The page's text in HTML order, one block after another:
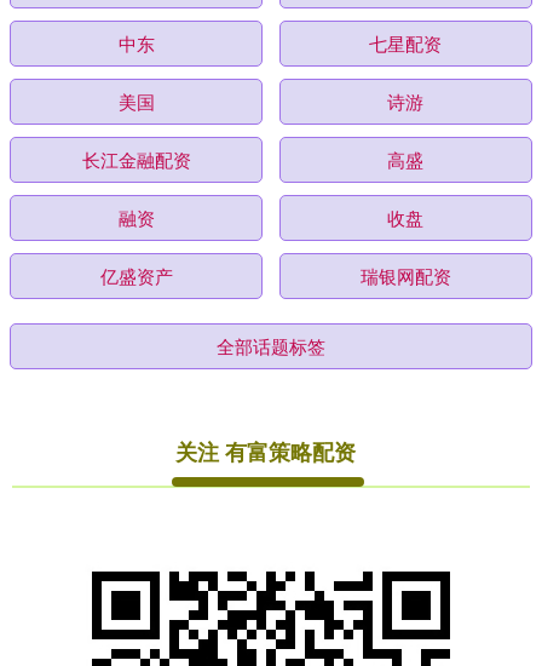
中东 七星配资
美国 诗游
长江金融配资 高盛
融资 收盘
亿盛资产 瑞银网配资
全部话题标签
关注 有富策略配资